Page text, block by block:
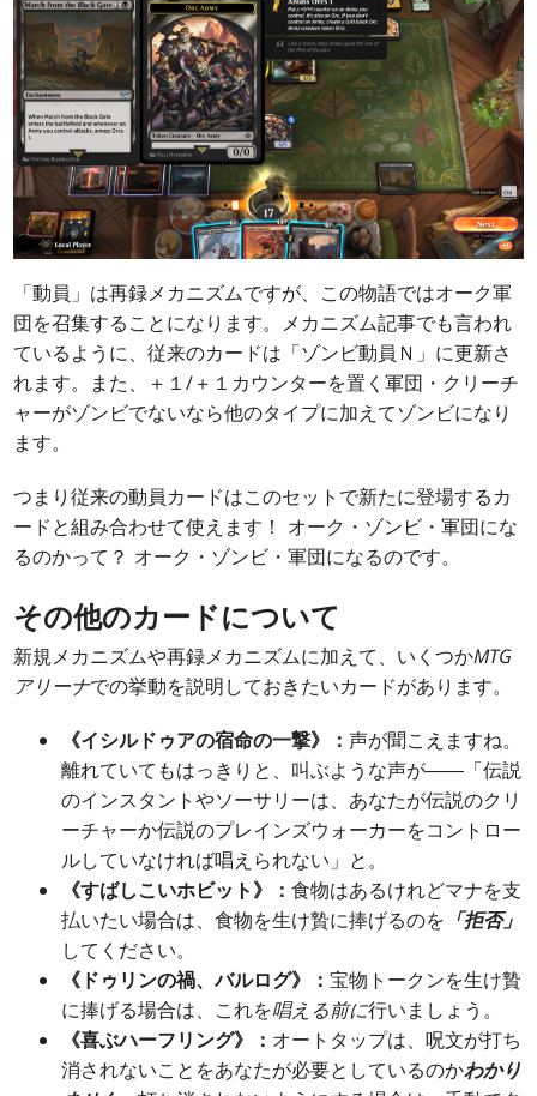
「動員」は再録メカニズムですが、この物語ではオーク軍
団を召集することになります。メカニズム記事でも言われ
ているように、従来のカードは「ゾンビ動員Ｎ」に更新さ
れます。また、＋１/＋１カウンターを置く軍団・クリーチ
ャーがゾンビでないなら他のタイプに加えてゾンビになり
ます。
つまり従来の動員カードはこのセットで新たに登場するカ
ードと組み合わせて使えます！ オーク・ゾンビ・軍団にな
るのかって？ オーク・ゾンビ・軍団になるのです。
その他のカードについて
新規メカニズムや再録メカニズムに加えて、いくつかMTG
アリーナでの挙動を説明しておきたいカードがあります。
《イシルドゥアの宿命の一撃》：声が聞こえますね。
離れていてもはっきりと、叫ぶような声が――「伝説
のインスタントやソーサリーは、あなたが伝説のクリ
ーチャーか伝説のプレインズウォーカーをコントロー
ルしていなければ唱えられない」と。
《すばしこいホビット》：食物はあるけれどマナを支
払いたい場合は、食物を生け贄に捧げるのを 「拒否」
してください。
《ドゥリンの禍、バルログ》：宝物トークンを生け贄
に捧げる場合は、これを唱える前に行いましょう。
《喜ぶハーフリング》： オートタップは、呪文が打ち
消されないことをあなたが必要としているのかわかり